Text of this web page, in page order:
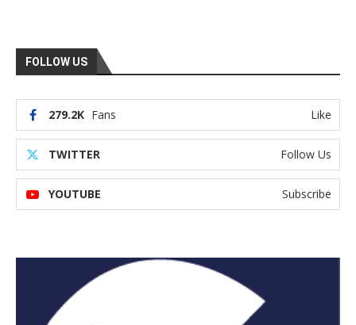
FOLLOW US
279.2K Fans Like
TWITTER Follow Us
YOUTUBE Subscribe